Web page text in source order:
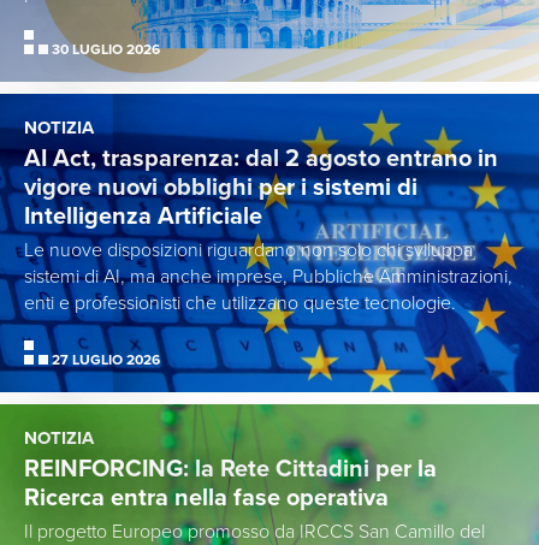
30 LUGLIO 2026
NOTIZIA
AI Act, trasparenza: dal 2 agosto entrano in
vigore nuovi obblighi per i sistemi di
Intelligenza Artificiale
Le nuove disposizioni riguardano non solo chi sviluppa
sistemi di AI, ma anche imprese, Pubbliche Amministrazioni,
enti e professionisti che utilizzano queste tecnologie.
27 LUGLIO 2026
NOTIZIA
REINFORCING: la Rete Cittadini per la
Ricerca entra nella fase operativa
Il progetto Europeo promosso da IRCCS San Camillo del